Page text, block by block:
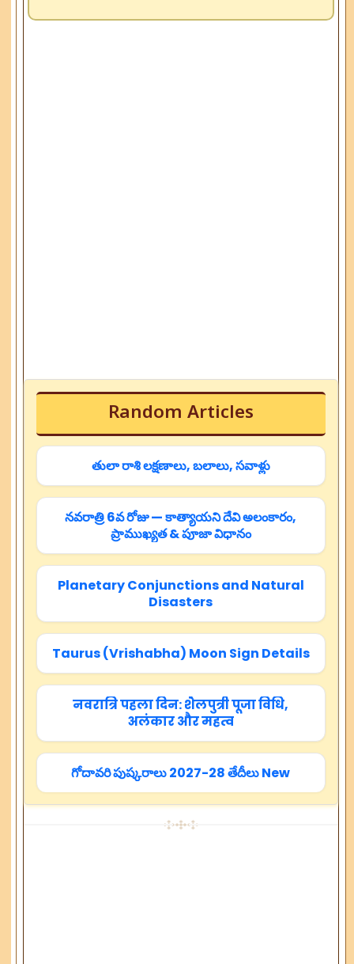
Random Articles
తులా రాశి లక్షణాలు, బలాలు, సవాళ్లు
నవరాత్రి 6వ రోజు — కాత్యాయని దేవి అలంకారం,
ప్రాముఖ్యత & పూజా విధానం
Planetary Conjunctions and Natural
Disasters
Taurus (Vrishabha) Moon Sign Details
नवरात्रि पहला दिन: शैलपुत्री पूजा विधि,
अलंकार और महत्व
గోదావరి పుష్కరాలు 2027-28 తేదీలు New